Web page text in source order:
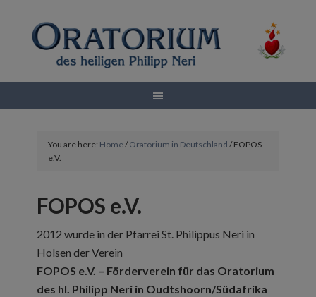
You are here: Home/Oratorium in Deutschland /FOPOS
e.V.
FOPOS e.V.
2012 wurde in der Pfarrei St. Philippus Neri in
Holsen der Verein
FOPOS e.V. – Förderverein für das Oratorium
des hl. Philipp Neri in Oudtshoorn/Südafrika